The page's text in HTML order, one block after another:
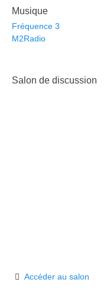
Musique
Fréquence 3
M2Radio
Salon de discussion
Accéder au salon